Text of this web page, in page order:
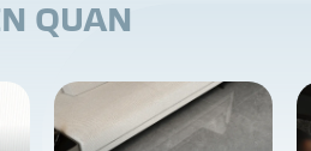
N QUAN